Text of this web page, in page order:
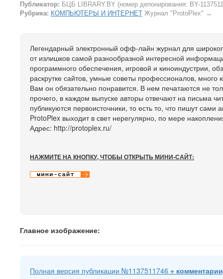
Публикатор: БЦБ LIBRARY.BY (номер депонирования: BY-
Рубрика: КОМПЬЮТЕРЫ И ИНТЕРНЕТ Журнал "ProtoPlex" →
Легендарный электронный офф-лайн журнал для
от излишков самой разнообразной интересной
программного обеспечения, игровой и киноиндустрии,
раскрутке сайтов, умные советы профессионалов,
Вам он обязательно понравится. В нем печатаются не
прочего, в каждом выпуске авторы отвечают на письма
публикуются первоисточники, то есть то, что пишут
ProtoPlex выходит в свет нерегулярно, по мере
Адрес: http://protoplex.ru/
НАЖМИТЕ НА КНОПКУ, ЧТОБЫ ОТКРЫТЬ МИНИ-САЙТ:
Главное изображение:
Полная версия публикации №1137511746 +